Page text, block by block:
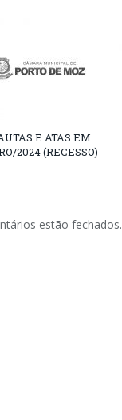
E ATAS EM
2024 (RECESSO)
estão fechados.